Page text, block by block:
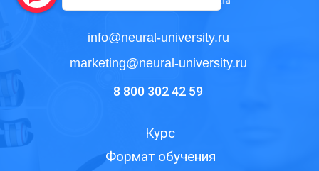
info@neural-university.ru
marketing@neural-university.ru
8 800 302 42 59
Формат обучения
Курс